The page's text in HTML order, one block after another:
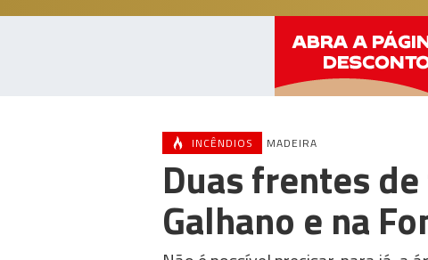
INCÊNDIOS MADEIRA
Duas frentes
Galhano e na